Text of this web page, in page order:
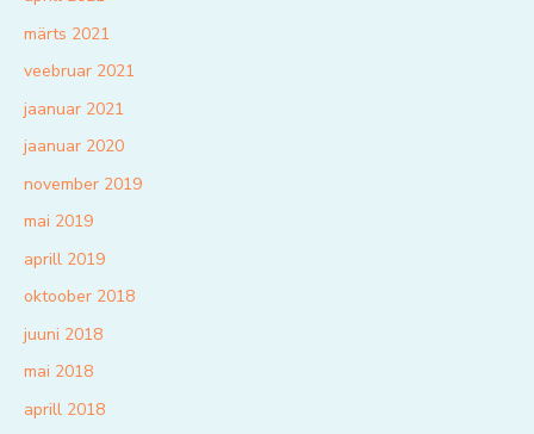
märts 2021
veebruar 2021
jaanuar 2021
jaanuar 2020
november 2019
mai 2019
aprill 2019
oktoober 2018
juuni 2018
mai 2018
aprill 2018